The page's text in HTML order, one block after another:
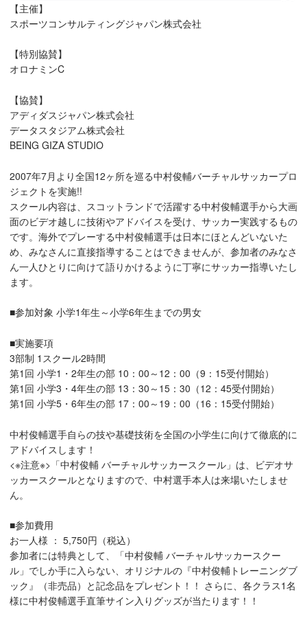
【主催】
スポーツコンサルティングジャパン株式会社
【特別協賛】
オロナミンC
【協賛】
アディダスジャパン株式会社
データスタジアム株式会社
BEING GIZA STUDIO
2007年7月より全国12ヶ所を巡る中村俊輔バーチャルサッカープロ
ジェクトを実施!!
スクール内容は、スコットランドで活躍する中村俊輔選手から大画
面のビデオ越しに技術やアドバイスを受け、サッカー実践するもの
です。海外でプレーする中村俊輔選手は日本にほとんどいないた
め、みなさんに直接指導することはできませんが、参加者のみなさ
ん一人ひとりに向けて語りかけるように丁寧にサッカー指導いたし
ます。
■参加対象 小学1年生～小学6年生までの男女
■実施要項
3部制 1スクール2時間
第1回 小学1・2年生の部 10：00～12：00（9：15受付開始）
第1回 小学3・4年生の部 13：30～15：30（12：45受付開始）
第1回 小学5・6年生の部 17：00～19：00（16：15受付開始）
中村俊輔選手自らの技や基礎技術を全国の小学生に向けて徹底的に
アドバイスします！
<※注意※>「中村俊輔 バーチャルサッカースクール」は、ビデオサ
ッカースクールとなりますので、中村選手本人は来場いたしませ
ん。
■参加費用
お一人様 ： 5,750円（税込）
参加者には特典として、「中村俊輔 バーチャルサッカースクー
ル」でしか手に入らない、オリジナルの『中村俊輔トレーニングブ
ック』（非売品）と記念品をプレゼント！！ さらに、各クラス1名
様に中村俊輔選手直筆サイン入りグッズが当たります！！